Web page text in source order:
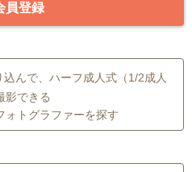
員登録
込んで、ハーフ成人式（1/2成人
影できる
ォトグラファーを探す